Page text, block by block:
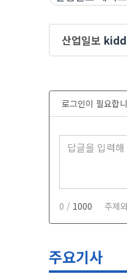
산업일보
로그인이 필요합
0 / 1000 주제
주요기사